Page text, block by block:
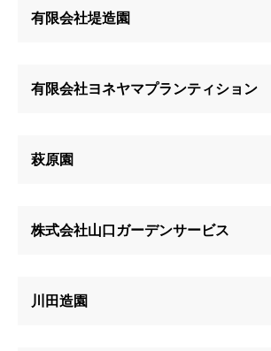
有限会社堤造園
有限会社ヨネヤマプランティション
萩原園
株式会社山口ガーデンサービス
川田造園